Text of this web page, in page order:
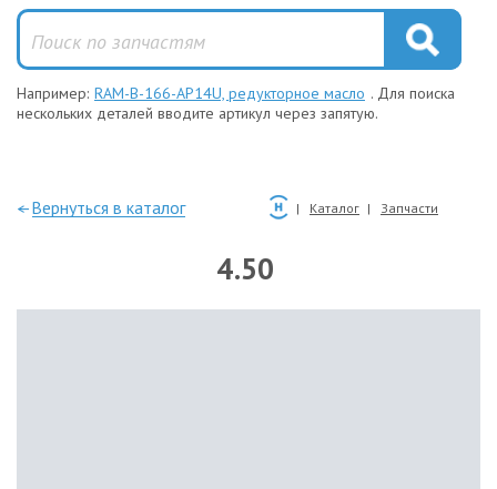
Например: RAM-B-166-AP14U, редукторное масло . Для поиска
нескольких деталей вводите артикул через запятую.
—Вернуться в каталог Каталог Запчасти
4.50